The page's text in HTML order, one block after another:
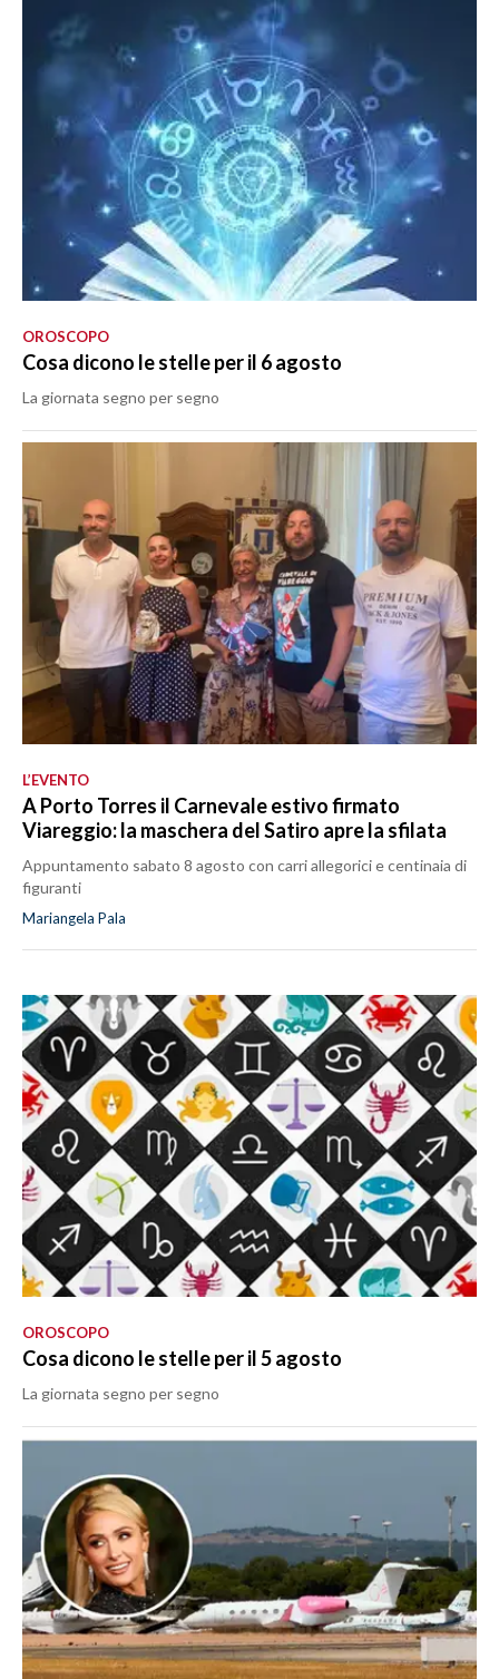
OROSCOPO
Cosa dicono le stelle per il 6 agosto
La giornata segno per segno
L’EVENTO
A Porto Torres il Carnevale estivo firmato
Viareggio: la maschera del Satiro apre la sfilata
Appuntamento sabato 8 agosto con carri allegorici e centinaia di
figuranti
Mariangela Pala
OROSCOPO
Cosa dicono le stelle per il 5 agosto
La giornata segno per segno